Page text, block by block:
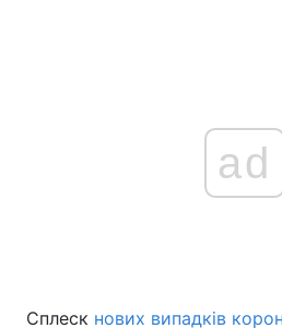
ad
Сплеск нових випадків